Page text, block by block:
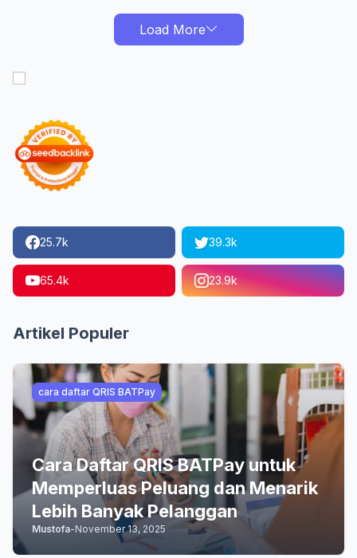
Load More
25.7k 39.3k
65.4k 23.9k
Artikel Populer
cara daftar QRIS BATPay
Cara Daftar QRIS BATPay untuk
Memperluas Peluang dan Menarik
Lebih Banyak Pelanggan
Mustofa-November 13, 2025